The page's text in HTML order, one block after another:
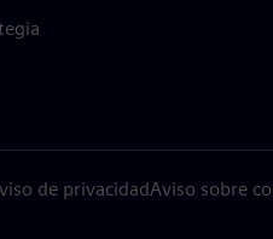
de privacidadAviso sobre